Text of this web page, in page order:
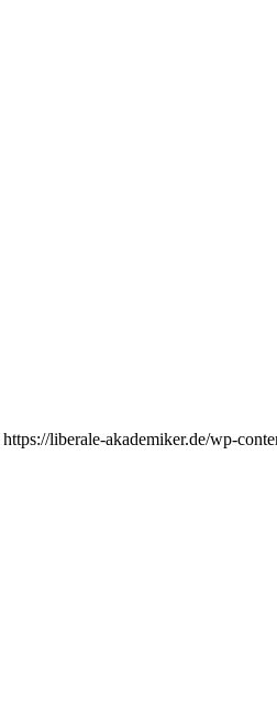
https://liberale-akademiker.de/wp-